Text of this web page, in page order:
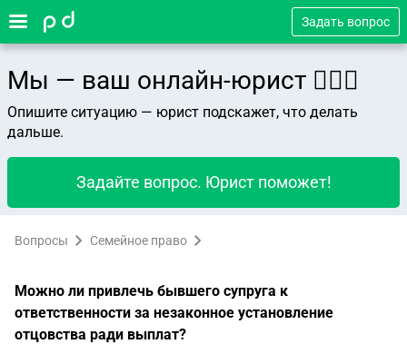
Задать вопрос
Мы — ваш онлайн-юрист 👨🏻‍⚖️
Опишите ситуацию — юрист подскажет, что делать
дальше.
Задайте вопрос. Юрист поможет!
Вопросы Семейное право
Можно ли привлечь бывшего супруга к
ответственности за незаконное установление
отцовства ради выплат?